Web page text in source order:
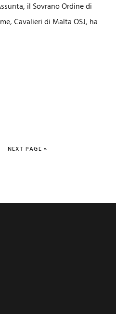
il Sovrano Ordine di
Cavalieri di Malta OSJ, ha
GO TO
NEXT PAGE »